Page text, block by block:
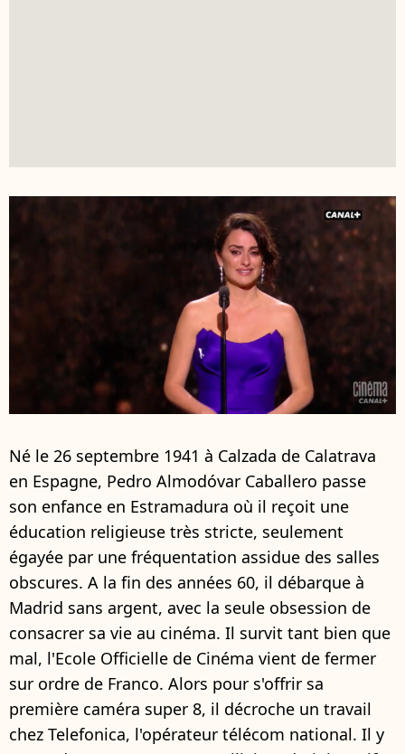
Né le 26 septembre 1941 à Calzada de Calatrava
en Espagne, Pedro Almodóvar Caballero passe
son enfance en Estramadura où il reçoit une
éducation religieuse très stricte, seulement
égayée par une fréquentation assidue des salles
obscures. A la fin des années 60, il débarque à
Madrid sans argent, avec la seule obsession de
consacrer sa vie au cinéma. Il survit tant bien que
mal, l'Ecole Officielle de Cinéma vient de fermer
sur ordre de Franco. Alors pour s'offrir sa
première caméra super 8, il décroche un travail
chez Telefonica, l'opérateur télécom national. Il y